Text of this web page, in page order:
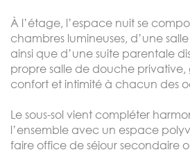
À l’étage, l’espace nuit se
chambres lumineuses, d’une
ainsi que d’une suite parentale
propre salle de douche privative,
confort et intimité à chacun des
Le sous-sol vient compléter
l’ensemble avec un espace
faire office de séjour secondaire